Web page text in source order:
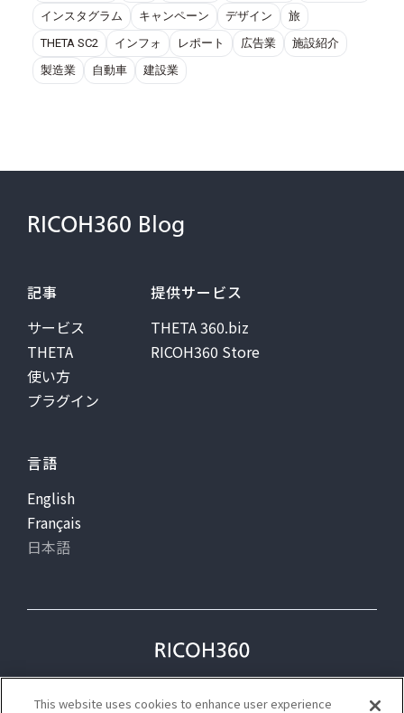
インスタグラム
キャンペーン デザイン
旅
THETA SC2
インフォ レポート 広告業
施設紹介
製造業
自動車 建設業
RICOH360 Blog
記事
サービス
THETA
使い方
プラグイン
提供サービス
THETA 360.biz
RICOH360 Store
言語
English
Français
日本語
プライバシー
利用規約
This website uses cookies to enhance user experience